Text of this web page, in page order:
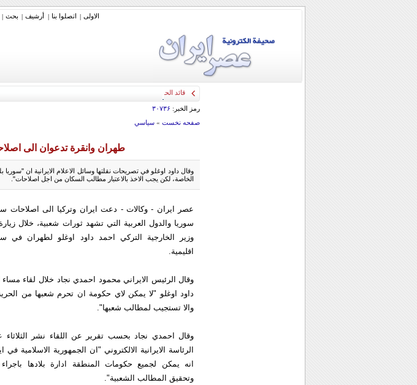
الاولی | اتصلوا بنا | أرشیف | بحث |
قائد الحرس الثوري: إيران ستدمر أمريكا وإسرائيل والسعودية إذا
رمز الخبر: ۳۰۷۳۶
صفحه نخست» سياسي
طهران وانقرة تدعوان الى
وقال داود اوغلو في تصريحات نقلتها وسائل الاعلام الايرانية ان
الخاصة، لكن يجب الاخذ بالاعتبار مطالب السكان من اجل اصلاحات".
عصر ایران - وکالات - دعت ايران وتركيا الى اصلاحات
سوريا والدول العربية التي تشهد ثورات شعبية، خلال
وزير الخارجية التركي احمد داود اوغلو لطهران في
اقليمية.
وقال الرئيس الايراني محمود احمدي نجاد خلال لقاء مساء
داود اوغلو "لا يمكن لاي حكومة ان تحرم شعبها من الحرية
والا تستجيب لمطالب شعبها".
وقال احمدي نجاد بحسب تقرير عن اللقاء نشر الثلاثاء
الرئاسة الايرانية الالكتروني "ان الجمهورية الاسلامية في
انه يمكن لجميع حكومات المنطقة ادارة بلادها
وتحقيق المطالب الشعبية".